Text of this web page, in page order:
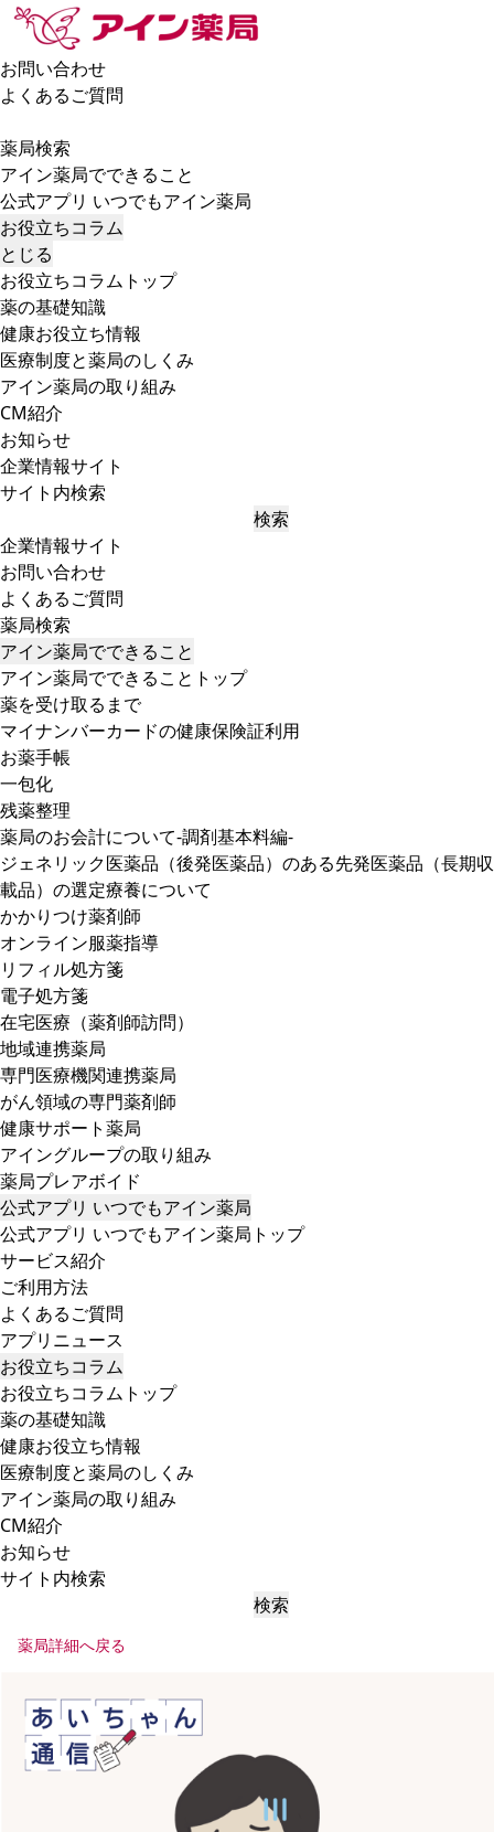
お問い合わせ
よくあるご質問
薬局検索
アイン薬局でできること
公式アプリ いつでもアイン薬局
お役立ちコラム
とじる
お役立ちコラムトップ
薬の基礎知識
健康お役立ち情報
医療制度と薬局のしくみ
アイン薬局の取り組み
CM紹介
お知らせ
企業情報サイト
サイト内検索
検索
企業情報サイト
お問い合わせ
よくあるご質問
薬局検索
アイン薬局でできること
アイン薬局でできることトップ
薬を受け取るまで
マイナンバーカードの健康保険証利用
お薬手帳
一包化
残薬整理
薬局のお会計について-調剤基本料編-
ジェネリック医薬品（後発医薬品）のある先発医薬品（長期収
載品）の選定療養について
かかりつけ薬剤師
オンライン服薬指導
リフィル処方箋
電子処方箋
在宅医療（薬剤師訪問）
地域連携薬局
専門医療機関連携薬局
がん領域の専門薬剤師
健康サポート薬局
アイングループの取り組み
薬局プレアボイド
公式アプリ いつでもアイン薬局
公式アプリ いつでもアイン薬局トップ
サービス紹介
ご利用方法
よくあるご質問
アプリニュース
お役立ちコラム
お役立ちコラムトップ
薬の基礎知識
健康お役立ち情報
医療制度と薬局のしくみ
アイン薬局の取り組み
CM紹介
お知らせ
サイト内検索
検索
薬局詳細へ戻る